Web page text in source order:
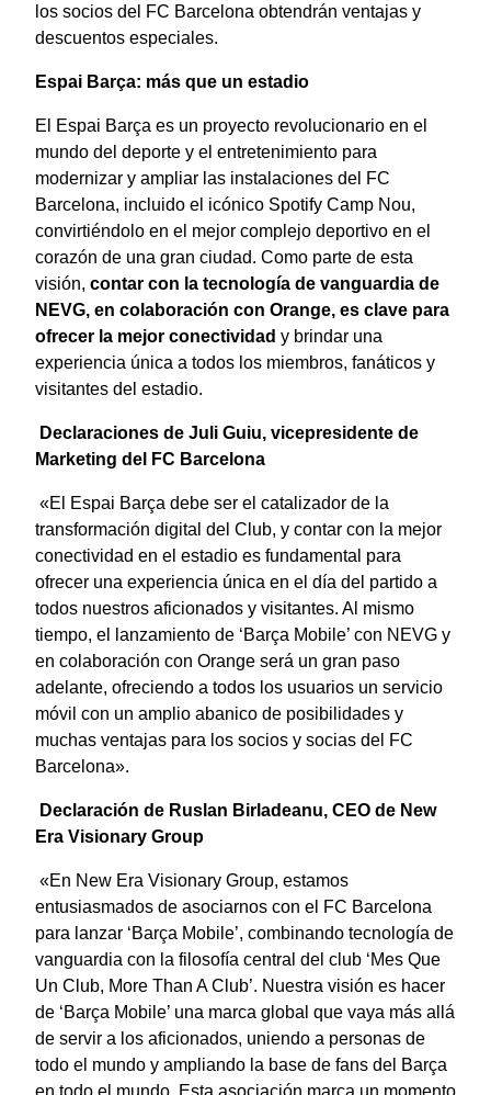
los socios del FC Barcelona obtendrán ventajas y
descuentos especiales.
Espai Barça: más que un estadio
El Espai Barça es un proyecto revolucionario en el
mundo del deporte y el entretenimiento para
modernizar y ampliar las instalaciones del FC
Barcelona, incluido el icónico Spotify Camp Nou,
convirtiéndolo en el mejor complejo deportivo en el
corazón de una gran ciudad. Como parte de esta
visión, contar con la tecnología de vanguardia de
NEVG, en colaboración con Orange, es clave para
ofrecer la mejor conectividad y brindar una
experiencia única a todos los miembros, fanáticos y
visitantes del estadio.
Declaraciones de Juli Guiu, vicepresidente de
Marketing del FC Barcelona
«El Espai Barça debe ser el catalizador de la
transformación digital del Club, y contar con la mejor
conectividad en el estadio es fundamental para
ofrecer una experiencia única en el día del partido a
todos nuestros aficionados y visitantes. Al mismo
tiempo, el lanzamiento de ‘Barça Mobile’ con NEVG y
en colaboración con Orange será un gran paso
adelante, ofreciendo a todos los usuarios un servicio
móvil con un amplio abanico de posibilidades y
muchas ventajas para los socios y socias del FC
Barcelona».
Declaración de Ruslan Birladeanu, CEO de New
Era Visionary Group
«En New Era Visionary Group, estamos
entusiasmados de asociarnos con el FC Barcelona
para lanzar ‘Barça Mobile’, combinando tecnología de
vanguardia con la filosofía central del club ‘Mes Que
Un Club, More Than A Club’. Nuestra visión es hacer
de ‘Barça Mobile’ una marca global que vaya más allá
de servir a los aficionados, uniendo a personas de
todo el mundo y ampliando la base de fans del Barça